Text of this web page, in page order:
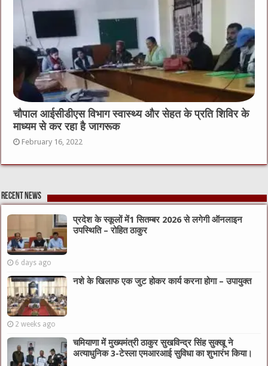
चौपाल आईसीडीएस विभाग स्वास्थ्य और सेहत के प्रति शिविर के
माध्यम से कर रहा है जागरूक
February 16, 2022
Recent News
प्रदेश के स्कूलों में1 सितम्बर 2026 से लगेगी ऑनलाइन
उपस्थिति – रोहित ठाकुर
6 days ago
नशे के खिलाफ एक जुट होकर कार्य करना होगा – उपायुक्त
2 weeks ago
चमियाणा में मुख्यमंत्री ठाकुर सुखविन्द्र सिंह सुक्खू ने
अत्याधुनिक 3-टेस्ला एमआरआई सुविधा का शुभारंभ किया।